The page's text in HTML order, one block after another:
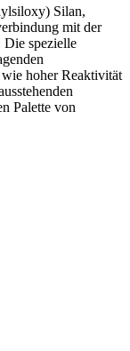
Silan,
mit der
spezielle
hoher Reaktivität
Palette von